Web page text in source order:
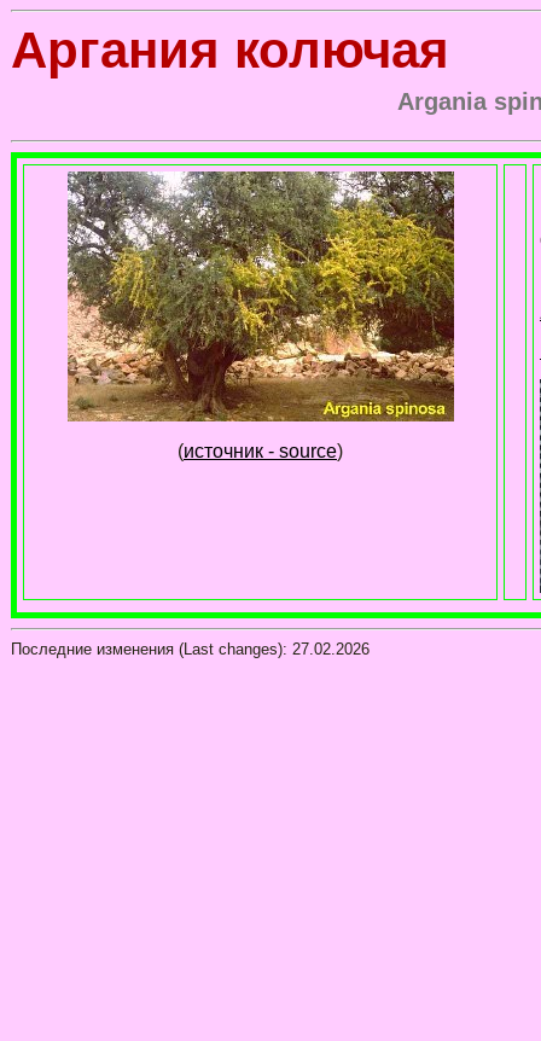
Аргания колючая
Argania
(источник - source)
Последние изменения (Last changes): 27.02.2026